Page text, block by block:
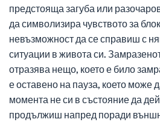
предстояща загуба или
да символизира чувството за
невъзможност да се справиш с
ситуации в живота си.
отразява нещо, което е било
е оставено на пауза, което може
момента не си в състояние да
продължиш напред поради